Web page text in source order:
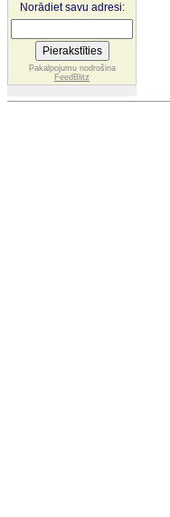
Norādiet savu adresi:
Pakalpojumu nodrošina
FeedBlitz